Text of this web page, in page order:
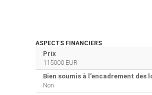
ASPECTS FINANCIERS
Prix
115000 EUR
Bien soumis à l'encadrement des
Non